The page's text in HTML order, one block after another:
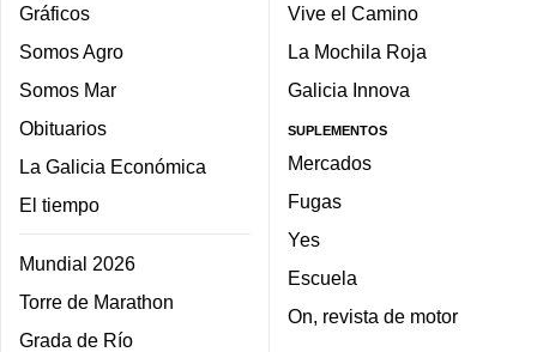
Gráficos
Somos Agro
Somos Mar
Obituarios
La Galicia Económica
El tiempo
Mundial 2026
Torre de Marathon
Grada de Río
Vive el Camino
La Mochila Roja
Galicia Innova
SUPLEMENTOS
Mercados
Fugas
Yes
Escuela
On, revista de motor